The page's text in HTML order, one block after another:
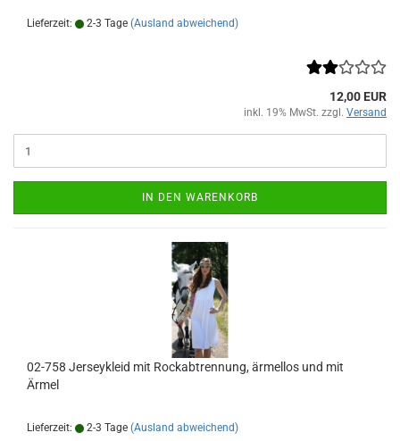
Lieferzeit: 2-3 Tage (Ausland abweichend)
12,00 EUR
inkl. 19% MwSt. zzgl. Versand
IN DEN WARENKORB
02-758 Jerseykleid mit Rockabtrennung, ärmellos und mit
Ärmel
Lieferzeit: 2-3 Tage (Ausland abweichend)